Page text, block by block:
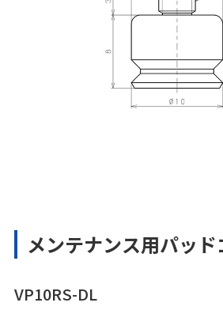
メンテナンス用パッ
VP10RS-DL